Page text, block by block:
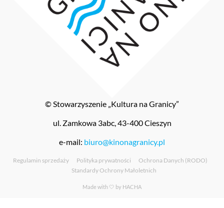
© Stowarzyszenie „Kultura na Granicy”
ul. Zamkowa 3abc, 43-400 Cieszyn
e-mail: biuro@kinonagranicy.pl
Regulamin sprzedaży Polityka prywatności
Ochrona Danych (RODO)
Standardy Ochrony Małoletnich
Made with 🤍 by HACHA